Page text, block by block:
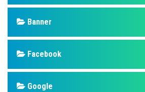
Banner
Facebook
Google